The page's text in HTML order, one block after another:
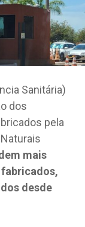
Sanitária)
dos
pela
mais
desde